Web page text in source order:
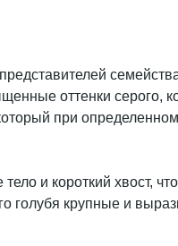
оттенки серого,
при
и короткий хвост,
голубя крупные и